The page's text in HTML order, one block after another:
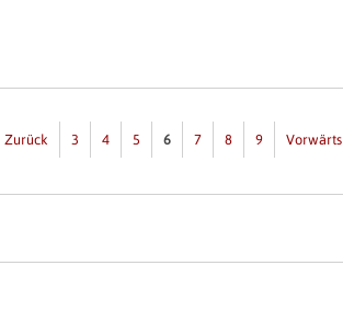
Zurück 3 4 5 6 7 8 9 Vorwärts